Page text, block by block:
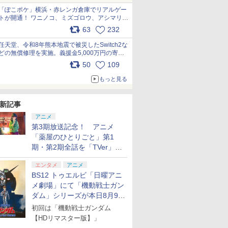
ぽこポケ」横浜・赤レンガ倉庫でリアルゲー
が開通！ ワニノコ、ミズゴロウ、アシマリ登
場シーンをレポート pic.x.com/LDgEByVl6D
63 232
天堂、令和8年熊本地震で被災したSwitch2な
の無償修理を実施。義援金5,000万円の寄付
も発表 pic.x.com/BAYsMfUfUC
50 109
もっと見る
記事
アニメ
第3期放送記念！ アニメ
「薬屋のひとりごと」第1
期・第2期全話を「TVer」に
て期間限定で順次無料配信開
始エンタメ アニメ
BS12 トゥエルビ「日曜アニ
メ劇場」にて「機動戦士ガン
ダム」シリーズが本日8月9日
から8週連続で放送
初回は「機動戦士ガンダム
【HDリマスター版】」